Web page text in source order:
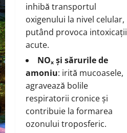
inhibă transportul
oxigenului la nivel celular,
putând provoca intoxicații
acute.
NOₓ și sărurile de
amoniu: irită mucoasele,
agravează bolile
respiratorii cronice și
contribuie la formarea
ozonului troposferic.